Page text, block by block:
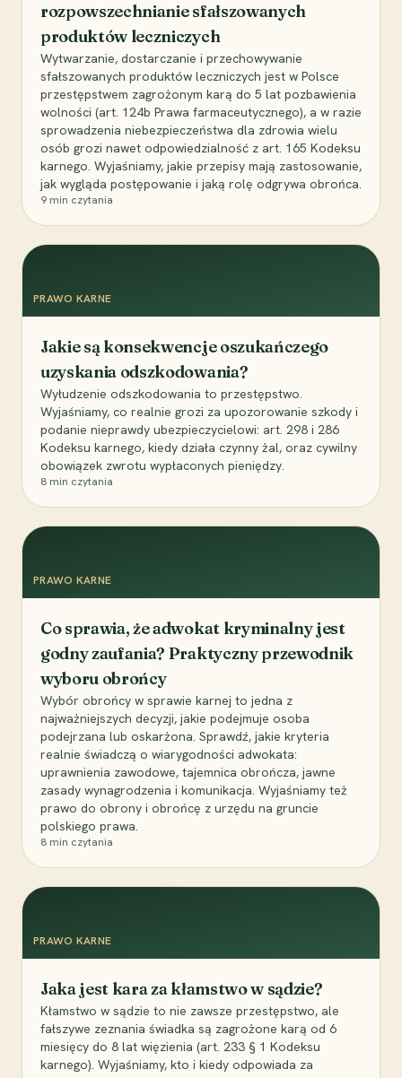
rozpowszechnianie sfałszowanych
produktów leczniczych
Wytwarzanie, dostarczanie i przechowywanie
sfałszowanych produktów leczniczych jest w Polsce
przestępstwem zagrożonym karą do 5 lat pozbawienia
wolności (art. 124b Prawa farmaceutycznego), a w razie
sprowadzenia niebezpieczeństwa dla zdrowia wielu
osób grozi nawet odpowiedzialność z art. 165 Kodeksu
karnego. Wyjaśniamy, jakie przepisy mają zastosowanie,
jak wygląda postępowanie i jaką rolę odgrywa obrońca.
9 min czytania
PRAWO KARNE
Jakie są konsekwencje oszukańczego
uzyskania odszkodowania?
Wyłudzenie odszkodowania to przestępstwo.
Wyjaśniamy, co realnie grozi za upozorowanie szkody i
podanie nieprawdy ubezpieczycielowi: art. 298 i 286
Kodeksu karnego, kiedy działa czynny żal, oraz cywilny
obowiązek zwrotu wypłaconych pieniędzy.
8 min czytania
PRAWO KARNE
Co sprawia, że adwokat kryminalny jest
godny zaufania? Praktyczny przewodnik
wyboru obrońcy
Wybór obrońcy w sprawie karnej to jedna z
najważniejszych decyzji, jakie podejmuje osoba
podejrzana lub oskarżona. Sprawdź, jakie kryteria
realnie świadczą o wiarygodności adwokata:
uprawnienia zawodowe, tajemnica obrończa, jawne
zasady wynagrodzenia i komunikacja. Wyjaśniamy też
prawo do obrony i obrońcę z urzędu na gruncie
polskiego prawa.
8 min czytania
PRAWO KARNE
Jaka jest kara za kłamstwo w sądzie?
Kłamstwo w sądzie to nie zawsze przestępstwo, ale
fałszywe zeznania świadka są zagrożone karą od 6
miesięcy do 8 lat więzienia (art. 233 § 1 Kodeksu
karnego). Wyjaśniamy, kto i kiedy odpowiada za